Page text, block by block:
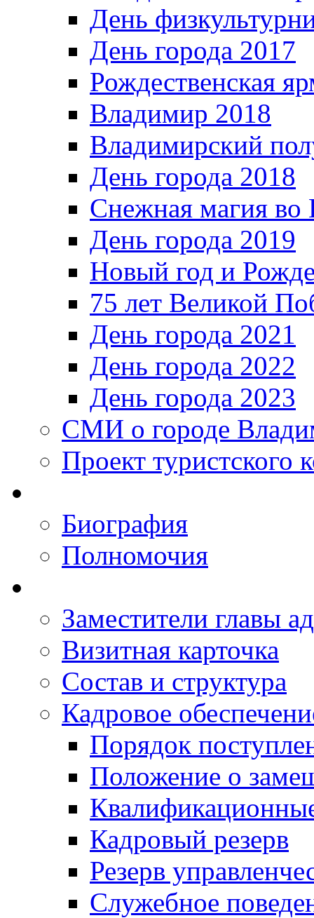
День
День города 2017
Рождественская
Владимир 2018
Владимирский
День города 2018
Снежная магия во
День города 2019
Новый год и
75 лет Великой
День города 2021
День города 2022
День города 2023
СМИ о городе
Проект туристского
Биография
Полномочия
Заместители главы
Визитная карточка
Состав и структура
Кадровое
Порядок
Положение о
Кадровый резерв
Резерв
Служебное